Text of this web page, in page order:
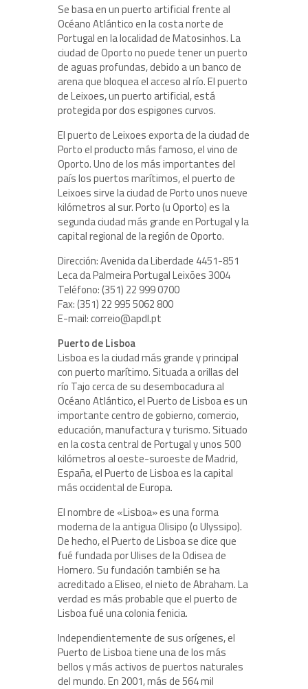
Se basa en un puerto artificial frente al
Océano Atlántico en la costa norte de
Portugal en la localidad de Matosinhos. La
ciudad de Oporto no puede tener un puerto
de aguas profundas, debido a un banco de
arena que bloquea el acceso al río. El puerto
de Leixoes, un puerto artificial, está
protegida por dos espigones curvos.
El puerto de Leixoes exporta de la ciudad de
Porto el producto más famoso, el vino de
Oporto. Uno de los más importantes del
país los puertos marítimos, el puerto de
Leixoes sirve la ciudad de Porto unos nueve
kilómetros al sur. Porto (u Oporto) es la
segunda ciudad más grande en Portugal y la
capital regional de la región de Oporto.
Dirección: Avenida da Liberdade 4451-851
Leca da Palmeira Portugal Leixões 3004
Teléfono: (351) 22 999 0700
Fax: (351) 22 995 5062 800
E-mail: correio@apdl.pt
Puerto de Lisboa
Lisboa es la ciudad más grande y principal
con puerto marítimo. Situada a orillas del
río Tajo cerca de su desembocadura al
Océano Atlántico, el Puerto de Lisboa es un
importante centro de gobierno, comercio,
educación, manufactura y turismo. Situado
en la costa central de Portugal y unos 500
kilómetros al oeste-suroeste de Madrid,
España, el Puerto de Lisboa es la capital
más occidental de Europa.
El nombre de «Lisboa» es una forma
moderna de la antigua Olisipo (o Ulyssipo).
De hecho, el Puerto de Lisboa se dice que
fué fundada por Ulises de la Odisea de
Homero. Su fundación también se ha
acreditado a Eliseo, el nieto de Abraham. La
verdad es más probable que el puerto de
Lisboa fué una colonia fenicia.
Independientemente de sus orígenes, el
Puerto de Lisboa tiene una de los más
bellos y más activos de puertos naturales
del mundo. En 2001, más de 564 mil